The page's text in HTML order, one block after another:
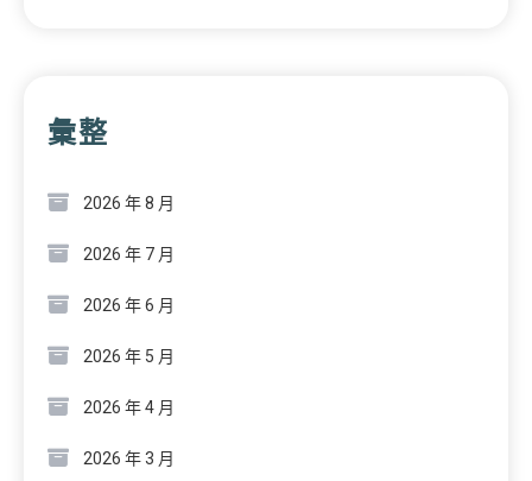
彙整
2026 年 8 月
2026 年 7 月
2026 年 6 月
2026 年 5 月
2026 年 4 月
2026 年 3 月